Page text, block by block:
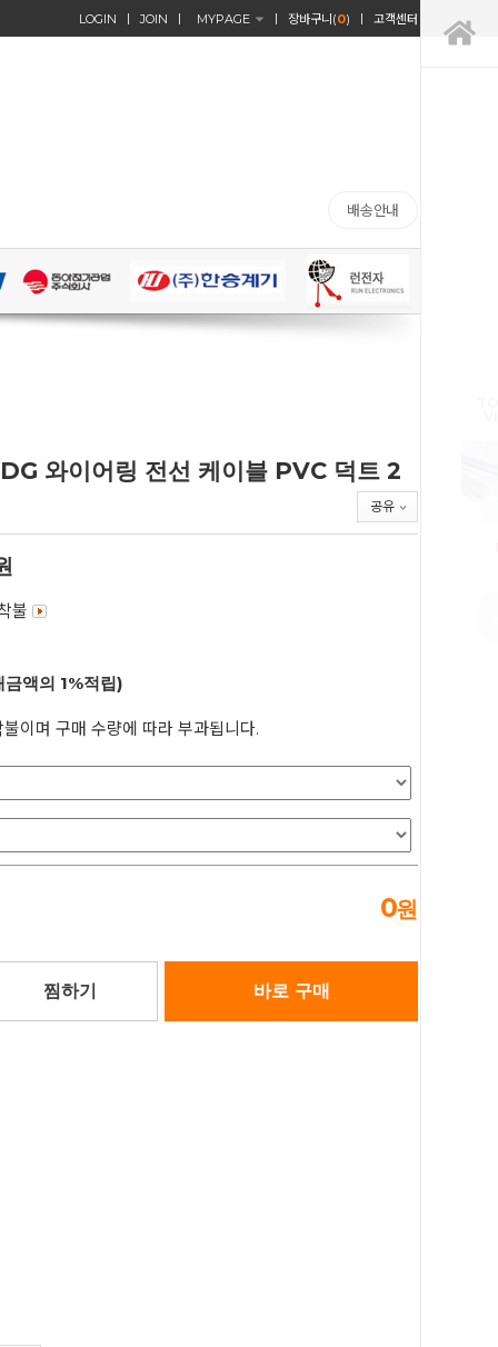
LOGIN JOIN MYPAGE 장바구니(0) 고객센터
배송안내
와이어링 전선 케이블 PVC 덕트 2
공유
불
액의 1%적립)
이며 구매 수량에 따라 부과됩니다.
0원
찜하기 바로 구매